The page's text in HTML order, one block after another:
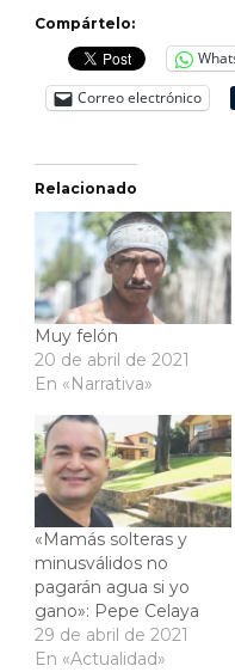
Compártelo:
Correo electrónico
Relacionado
Muy felón
20 de abril de 2021
En «Narrativa»
«Mamás solteras y
minusválidos no
pagarán agua si yo
gano»: Pepe Celaya
29 de abril de 2021
En «Actualidad»